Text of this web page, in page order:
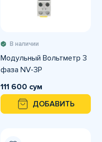
В наличии
Модульный Вольтметр 3
фаза NV-3P
111 600 сум
ДОБАВИТЬ